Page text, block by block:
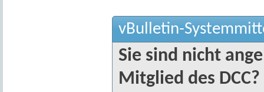
vBulletin-
Sie sind nicht
Mitglied des DCC?